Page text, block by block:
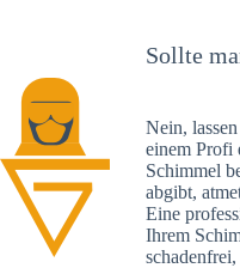
Sollte
Nein,
einem Profi
Schimmel
abgibt,
Eine
Ihrem